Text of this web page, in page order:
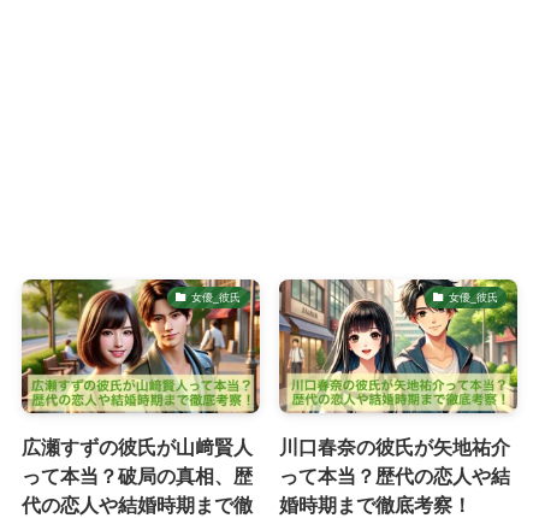
女優_彼氏
広瀬すずの彼氏が山﨑賢人
って本当？破局の真相、歴
代の恋人や結婚時期まで徹
女優_彼氏
川口春奈の彼氏が矢地祐介
って本当？歴代の恋人や結
婚時期まで徹底考察！